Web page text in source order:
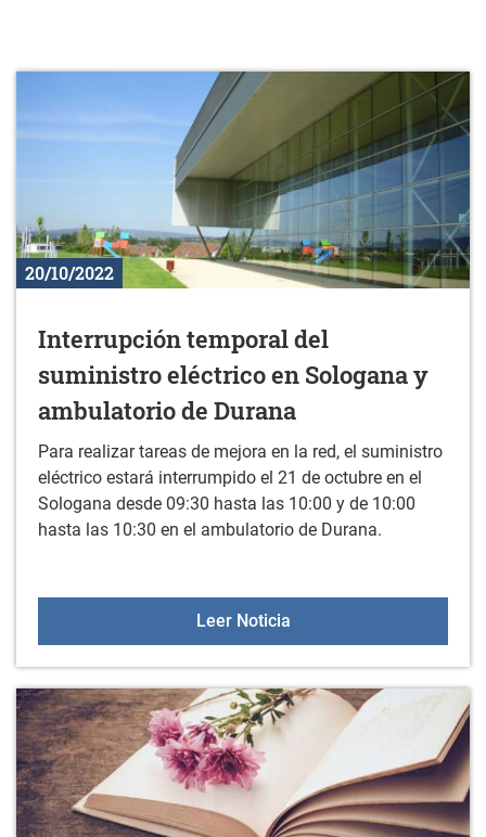
20/10/2022
Interrupción temporal del
suministro eléctrico en Sologana y
ambulatorio de Durana
Para realizar tareas de mejora en la red, el suministro
eléctrico estará interrumpido el 21 de octubre en el
Sologana desde 09:30 hasta las 10:00 y de 10:00
hasta las 10:30 en el ambulatorio de Durana.
Leer NoticiaInterrupción temporal